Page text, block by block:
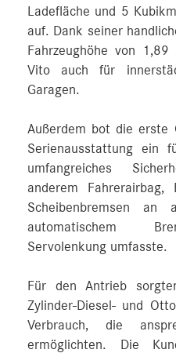
Ladefläche und 5
auf. Dank seiner
Fahrzeughöhe von
Vito auch für
Garagen.
Außerdem bot die erste
Serienausstattung ein
umfangreiches
anderem Fahrerairbag,
Scheibenbremsen an
automatischem
Servolenkung umfasste.
Für den Antrieb
Zylinder-Diesel- und
Verbrauch, die
ermöglichten. Die